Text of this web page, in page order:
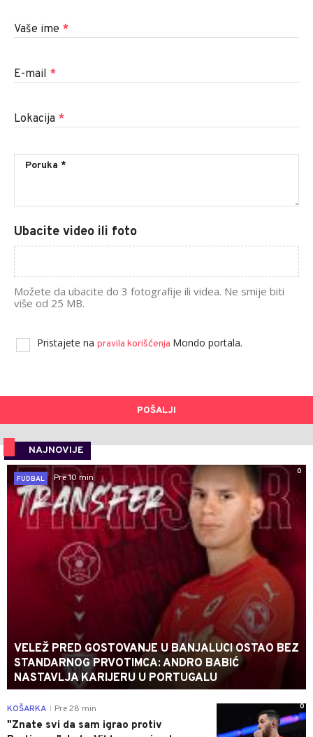
Vaše ime *
E-mail *
Lokacija *
Ubacite video ili foto
Možete da ubacite do 3 fotografije ili videa. Ne smije biti
više od 25 MB.
Pristajete na pravila korišćenja Mondo portala.
POŠALJI
NAJNOVIJE
0
FUDBAL
Pre 10 min
VELEŽ PRED GOSTOVANJE U BANJALUCI OSTAO BEZ
STANDARNOG PRVOTIMCA: ANDRO BABIĆ
NASTAVLJA KARIJERU U PORTUGALU
0
KOŠARKA Pre 28 min
"Znate svi da sam igrao protiv